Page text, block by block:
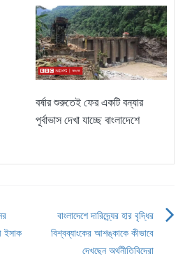
বর্ষার শুরুতেই ফের একটি বন্যার
পূর্বাভাস দেখা যাচ্ছে বাংলাদেশে
ইসাক
বাংলাদেশে দারিদ্র্যের হার বৃদ্ধির
বিশ্বব্যাংকের আশঙ্কাকে কীভাবে
দেখছেন অর্থনীতিবিদেরা